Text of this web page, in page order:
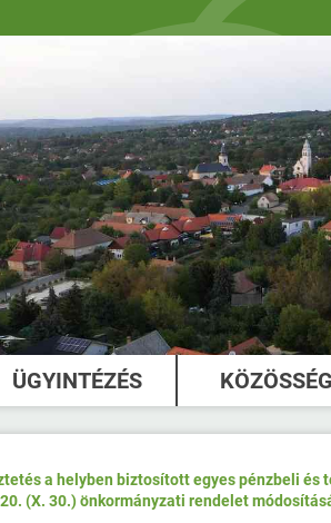
ÜGYINTÉZÉS KÖZÖSSÉG
a helyben biztosított egyes pénzbeli és
(X. 30.) önkormányzati rendelet